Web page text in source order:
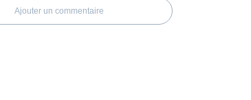
Ajouter un commentaire